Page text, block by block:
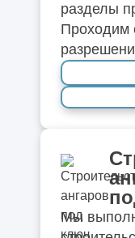
разделы
Проходим
Мы